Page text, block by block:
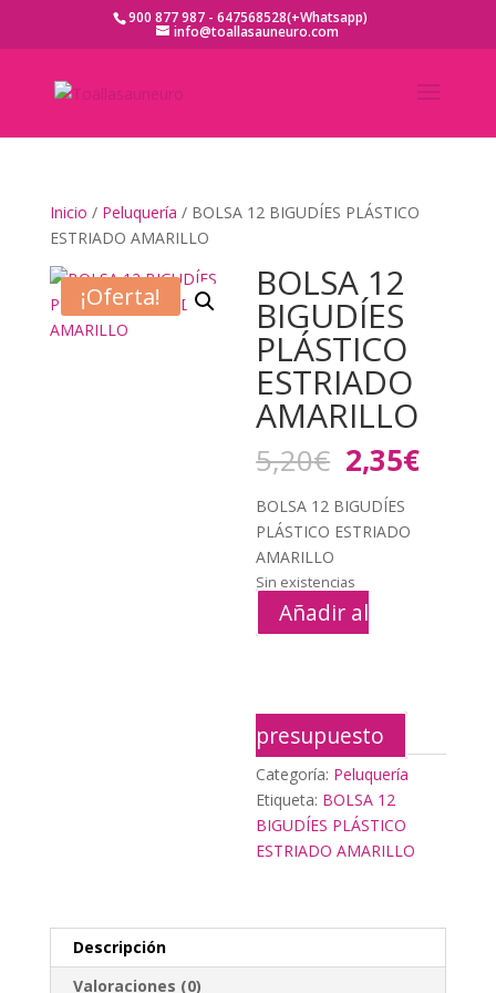
900 877 987 - 647568528(+Whatsapp)
info@toallasauneuro.com
Inicio / Peluquería / BOLSA 12 BIGUDÍES PLÁSTICO
ESTRIADO AMARILLO
¡Oferta! BOLSA 12
BIGUDÍES
PLÁSTICO
ESTRIADO
AMARILLO
5,20€ El
precio
original
era:
2,35€El
BOLSA 12 BIGUDÍES
PLÁSTICO ESTRIADO
AMARILLO
Sin existencias
Añadir al
presupuesto
Categoría: Peluquería
Etiqueta: BOLSA 12
BIGUDÍES PLÁSTICO
ESTRIADO AMARILLO
Descripción
Valoraciones (0)